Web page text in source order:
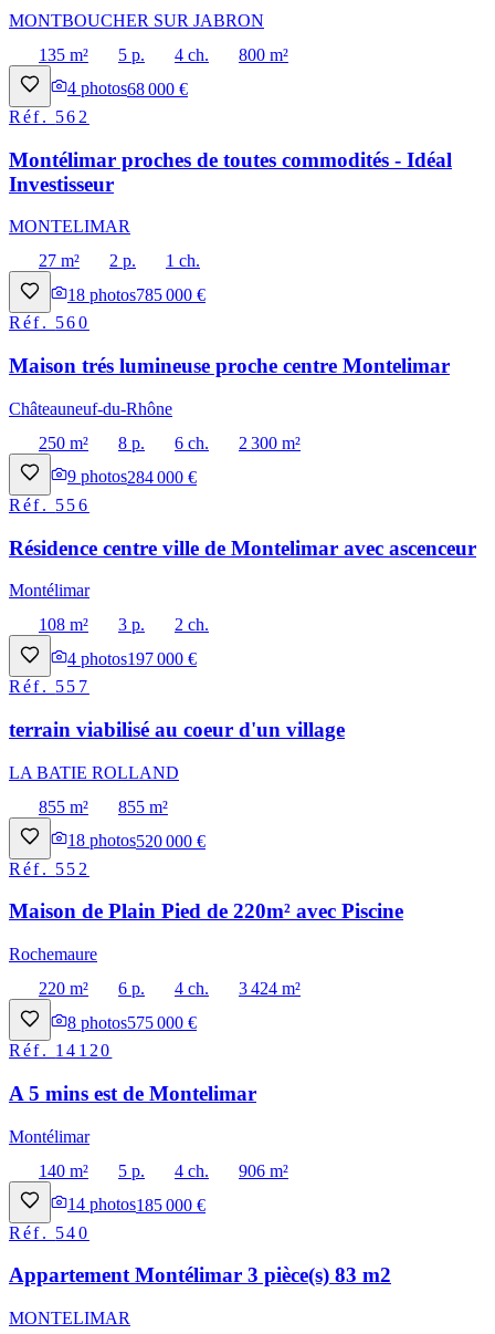
MONTBOUCHER SUR JABRON
135 m²
5 p. 4 ch.
800 m²
4 photos68 000 €
Réf. 562
Montélimar proches de toutes commodités - Idéal
Investisseur
MONTELIMAR
27 m²
2 p.
1 ch.
18 photos785 000 €
Réf. 560
Maison trés lumineuse proche centre Montelimar
Châteauneuf-du-Rhône
250 m²
8 p. 6 ch.
2 300 m²
9 photos284 000 €
Réf. 556
Résidence centre ville de Montelimar avec ascenceur
Montélimar
108 m²
3 p.
2 ch.
4 photos197 000 €
Réf. 557
terrain viabilisé au coeur d'un village
LA BATIE ROLLAND
855 m²
855 m²
18 photos520 000 €
Réf. 552
Maison de Plain Pied de 220m² avec Piscine
Rochemaure
220 m²
6 p. 4 ch.
3 424 m²
8 photos575 000 €
Réf. 14120
A 5 mins est de Montelimar
Montélimar
140 m²
5 p. 4 ch.
906 m²
14 photos185 000 €
Réf. 540
Appartement Montélimar 3 pièce(s) 83 m2
MONTELIMAR